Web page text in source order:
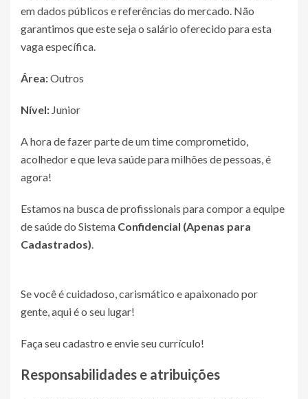
em dados públicos e referências do mercado. Não
garantimos que este seja o salário oferecido para esta
vaga específica.
Área:Outros
Nível: Junior
A hora de fazer parte de um time comprometido,
acolhedor e que leva saúde para milhões de pessoas, é
agora!
Estamos na busca de profissionais para compor a equipe
de saúde do Sistema Confidencial (Apenas para
Cadastrados).
Se você é cuidadoso, carismático e apaixonado por
gente, aqui é o seu lugar!
Faça seu cadastro e envie seu currículo!
Responsabilidades e atribuições